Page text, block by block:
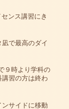
ンス講習にき
で最高のダイ
９時より学科の
習の方は終わ
サイドに移動